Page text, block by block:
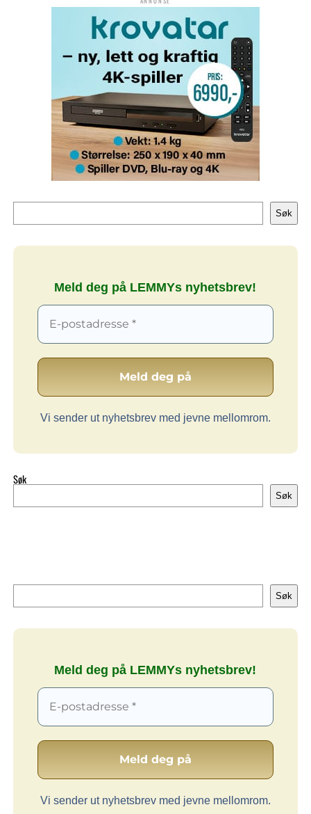
Søk
Søk
Meld deg på LEMMYs nyhetsbrev!
Vi sender ut nyhetsbrev med jevne mellomrom.
Søk
Søk
Søk
Søk
Meld deg på LEMMYs nyhetsbrev!
Vi sender ut nyhetsbrev med jevne mellomrom.